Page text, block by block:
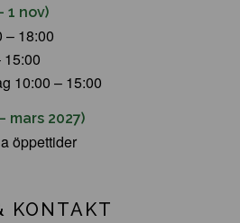
1 nov)
– 18:00
15:00
10:00 – 15:00
mars 2027)
öppettider
KONTAKT